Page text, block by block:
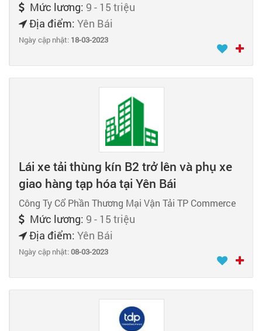
Mức lương: 9 - 15 triệu
Địa điểm: Yên Bái
Ngày cập nhật: 18-03-2023
Lái xe tải thùng kín B2 trở lên và phụ xe
giao hàng tạp hóa tại Yên Bái
Công Ty Cổ Phần Thương Mại Vận Tải TP Commerce
Mức lương: 9 - 15 triệu
Địa điểm: Yên Bái
Ngày cập nhật:08-03-2023